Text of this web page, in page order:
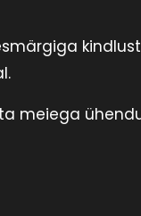
meiega